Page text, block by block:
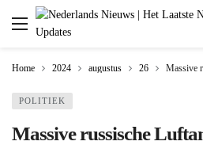
Home 2024 augustus 26 Massive
POLITIEK
Massive russische